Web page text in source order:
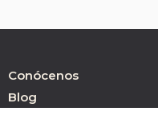
Conócenos
Blog